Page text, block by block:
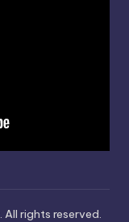
. All rights reserved.